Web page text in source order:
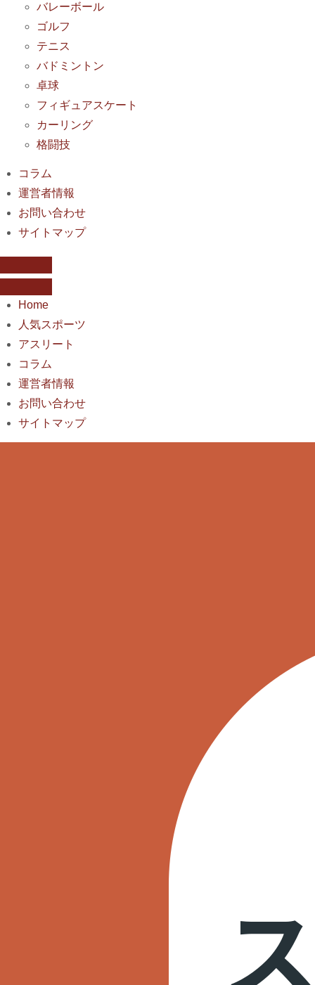
バレーボール
ゴルフ
テニス
バドミントン
卓球
フィギュアスケート
カーリング
格闘技
コラム
運営者情報
お問い合わせ
サイトマップ
Home
人気スポーツ
アスリート
コラム
運営者情報
お問い合わせ
サイトマップ